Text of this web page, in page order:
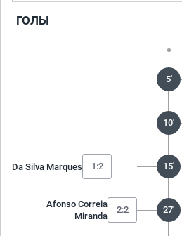
ГОЛЫ
5'
10'
Da Silva Marques 1:2 15'
Afonso Correia
Miranda
2:2 27'